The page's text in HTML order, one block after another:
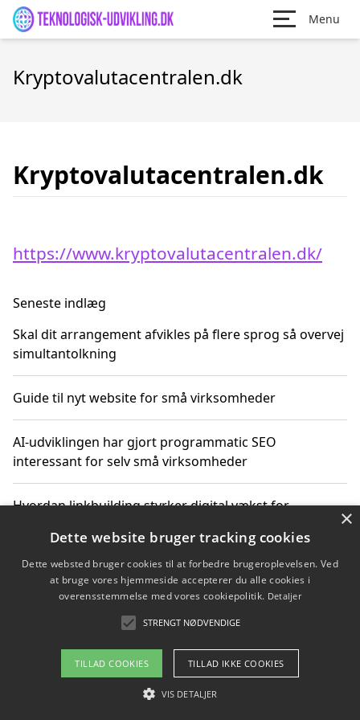
Menu
Kryptovalutacentralen.dk
Kryptovalutacentralen.dk
https://www.kryptovalutacentralen.dk/
Seneste indlæg
Skal dit arrangement afvikles på flere sprog så overvej
simultantolkning
Guide til nyt website for små virksomheder
AI-udviklingen har gjort programmatic SEO
interessant for selv små virksomheder
Hvordan linkbuilding styrker digital vækst for
Sådan har udviklingen inden for genbrug af elektronik
ændret sig
Copyright 2026 - Pilanto Aps
Om / kontakt
×
Dette website bruger tracking cookies
Dette websted bruger cookies til at forbedre brugeroplevelsen. Ved
at bruge vores hjemmeside accepterer du alle cookies i
overensstemmelse med vores cookiepolitik. Detaljer
STRENGT NØDVENDIGE
TILLAD COOKIES TILLAD IKKE COOKIES
VIS DETALJER